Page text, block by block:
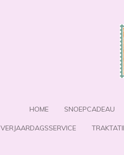
HOME SNOEPCADEAU
VERJAARDAGSSERVICE